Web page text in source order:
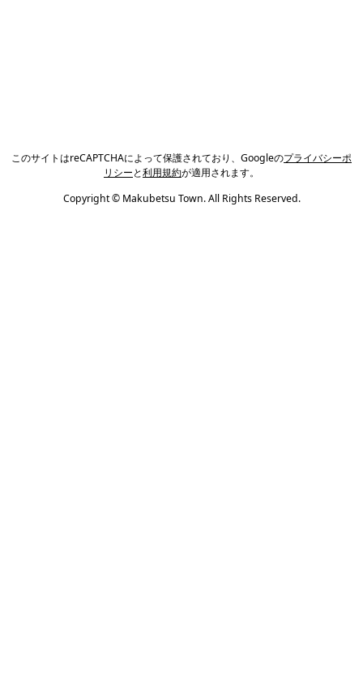
このサイトはreCAPTCHAによって保護されており、Googleのプライバシーポ
リシーと利用規約が適用されます。
Copyright © Makubetsu Town. All Rights Reserved.